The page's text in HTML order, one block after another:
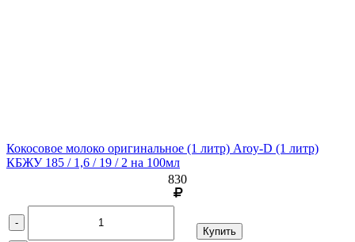
Кокосовое молоко оригинальное (1 литр) Aroy-D (1 литр)
КБЖУ 185 / 1,6 / 19 / 2 на 100мл
830
-
Купить